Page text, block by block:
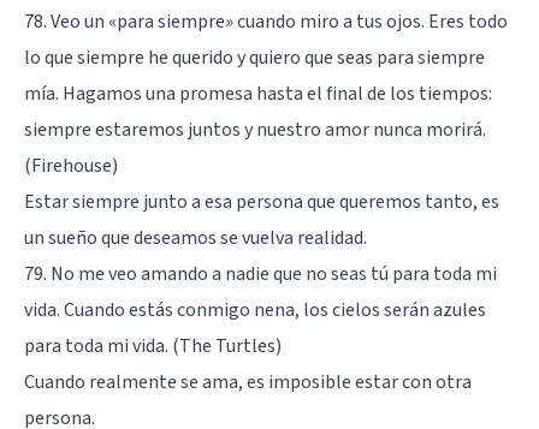
78. Veo un «para siempre» cuando miro a tus ojos. Eres todo
lo que siempre he querido y quiero que seas para siempre
mía. Hagamos una promesa hasta el final de los tiempos:
siempre estaremos juntos y nuestro amor nunca morirá.
(Firehouse)
Estar siempre junto a esa persona que queremos tanto, es
un sueño que deseamos se vuelva realidad.
79. No me veo amando a nadie que no seas tú para toda mi
vida. Cuando estás conmigo nena, los cielos serán azules
para toda mi vida. (The Turtles)
Cuando realmente se ama, es imposible estar con otra
persona.